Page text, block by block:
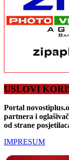
USLOVI
Portal
partnera i
od strane
IMPRESUM